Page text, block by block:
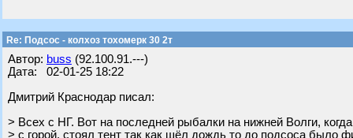
Re: Подсос - колхоз тохомерк 30 2т
Автор: buss (92.100.91.---)
Дата: 02-01-25 18:22
Дмитрий Краснодар писал:
> Всех с НГ. Вот на последней рыбалки на нижней Волги,
> с горой, стоял тент так как шёл дождь то до подсоса было